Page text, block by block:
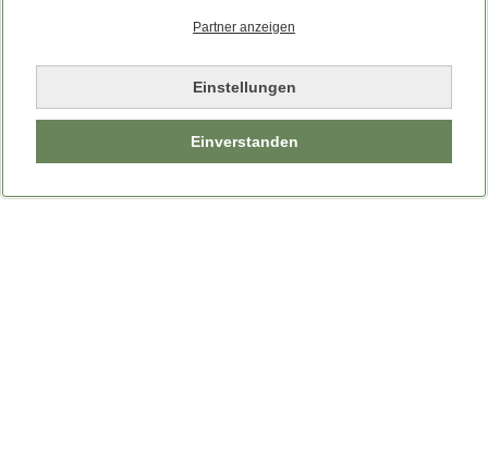
Partner anzeigen
Einstellungen
Einverstanden